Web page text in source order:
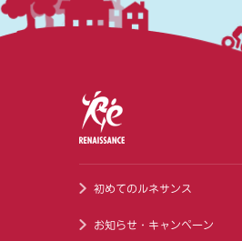
初めてのルネサンス
お知らせ・キャンペーン